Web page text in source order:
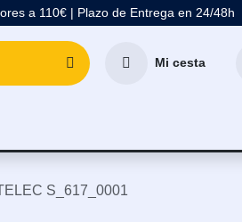
a 110€ | Plazo de Entrega en 24/48h
Mi cesta
S_617_0001